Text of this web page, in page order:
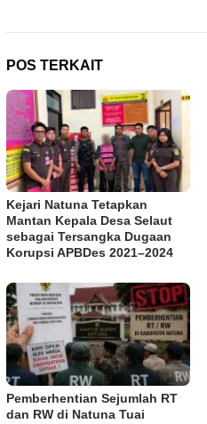
POS TERKAIT
Kejari Natuna Tetapkan
Mantan Kepala Desa Selaut
sebagai Tersangka Dugaan
Korupsi APBDes 2021–2024
Pemberhentian Sejumlah RT
dan RW di Natuna Tuai